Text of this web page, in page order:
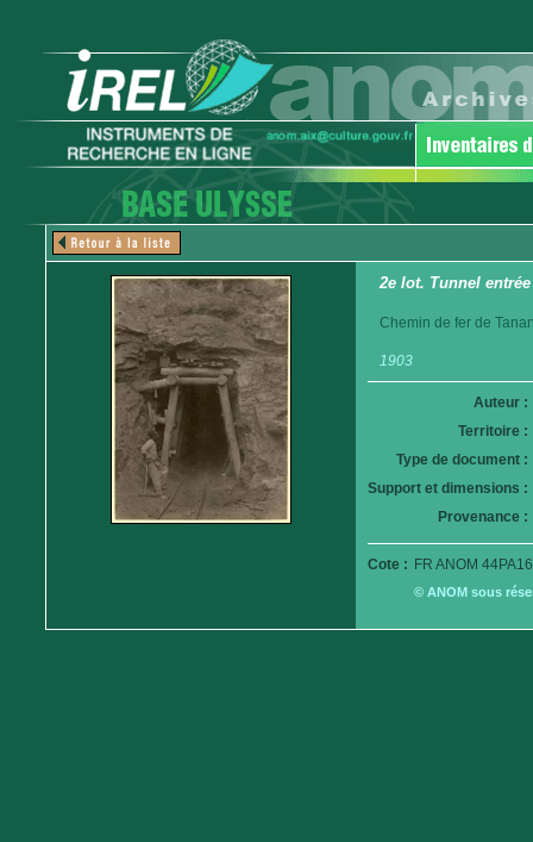
2e lot. Tunnel
Chemin de fer de
1903
Auteur :
Territoire :
Type de document :
Support et dimensions :
Provenance :
Cote : FR ANOM
© ANOM sous